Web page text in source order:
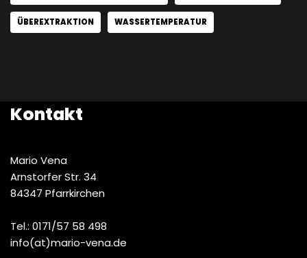
ÜBEREXTRAKTION WASSERTEMPERATUR
Kontakt
Mario Vena
Arnstorfer Str. 34
84347 Pfarrkirchen
Tel.: 0171/57 58 498
info(at)mario-vena.de